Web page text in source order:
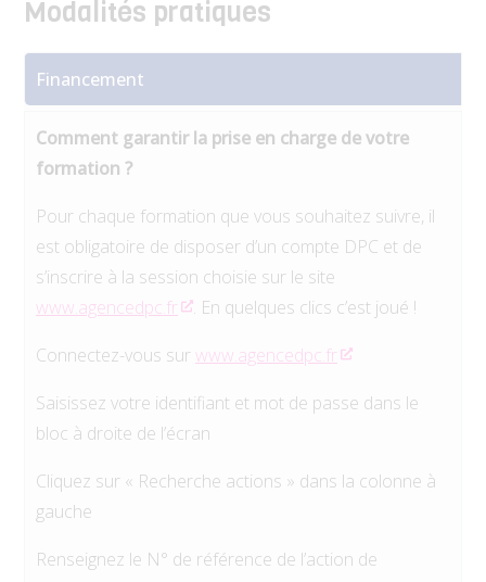
Modalités pratiques
Financement
Comment garantir la prise en charge de votre
formation ?
Pour chaque formation que vous souhaitez suivre, il
est obligatoire de disposer d’un compte DPC et de
s’inscrire à la session choisie sur le site
www.agencedpc.fr
. En quelques clics c’est joué !
Connectez-vous sur www.agencedpc.fr
Saisissez votre identifiant et mot de passe dans le
bloc à droite de l’écran
Cliquez sur « Recherche actions » dans la colonne à
gauche
Renseignez le N° de référence de l’action de